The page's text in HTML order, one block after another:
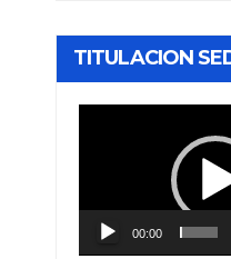
TITULACION
00:00